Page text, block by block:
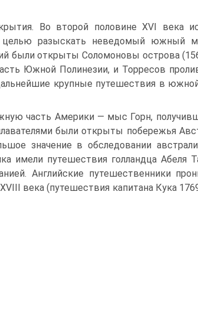
Во второй половине XVI века
целью разыскать неведомый южный
были открыты Соломоновы острова
Южной Полинезии, и Торресов
крупные путешествия в
часть Америки — мыс Горн,
были открыты побережья
значение в обследовании
имели путешествия голландца Абеля
Английские путешествен­ники
века (путешествия капи­тана Кука